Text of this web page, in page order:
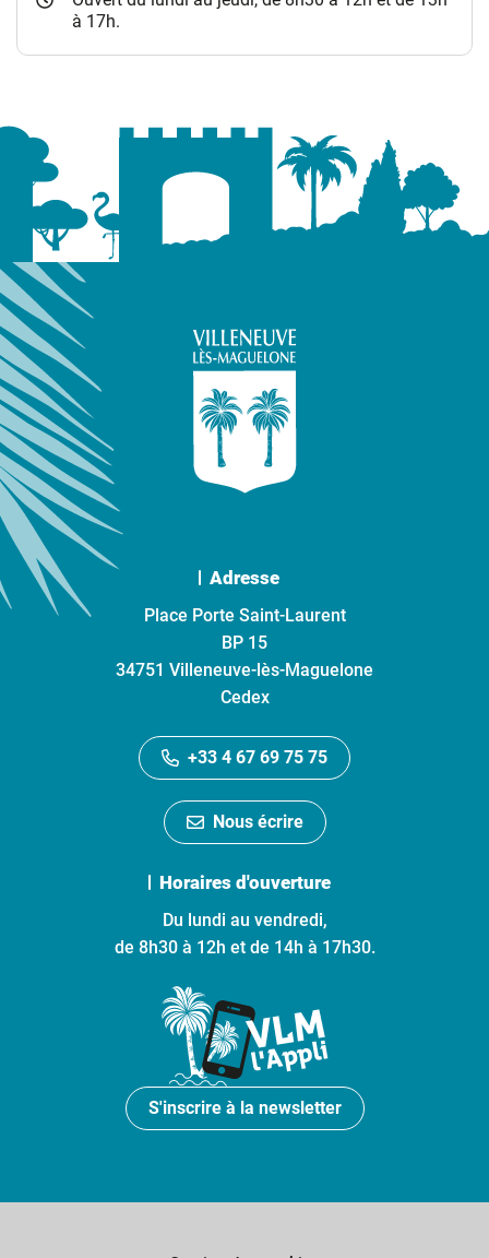
à 17h.
Adresse
Place Porte Saint-Laurent
BP 15
34751 Villeneuve-lès-Maguelone
Cedex
+33 4 67 69 75 75
Nous écrire
Horaires d'ouverture
Du lundi au vendredi,
de 8h30 à 12h et de 14h à 17h30.
S'inscrire à la newsletter